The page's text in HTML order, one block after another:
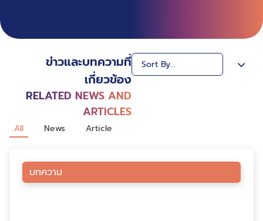
ข่าวและบทความที่
เกี่ยวข้อง
RELATED NEWS AND
ARTICLES
All News Article
บทความ